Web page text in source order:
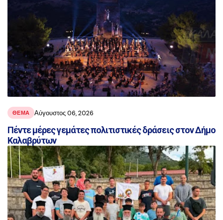
ΘΕΜΑ Αύγουστος 06, 2026
Πέντε μέρες γεμάτες πολιτιστικές δράσεις στον Δήμο
Καλαβρύτων